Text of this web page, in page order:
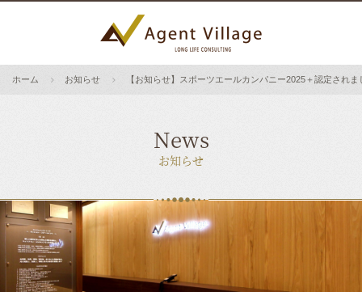
ホーム お知らせ 【お知らせ】スポーツエールカンパニー2025＋認定されま
News
お知らせ